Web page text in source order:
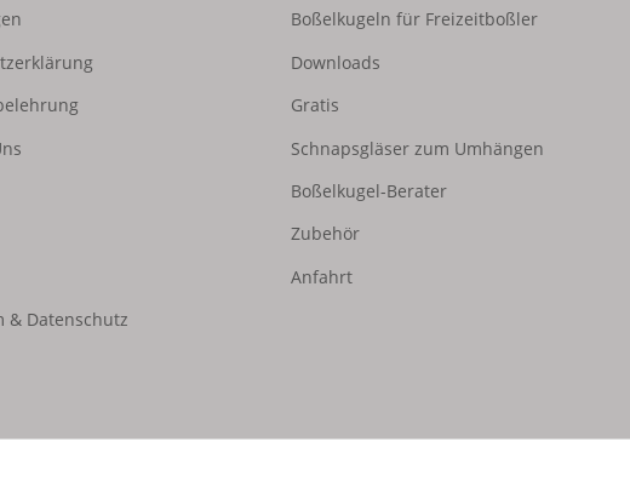
& Datenschutz
Boßelkugeln für Freizeitboßler
Downloads
Gratis
Schnapsgläser zum Umhängen
Boßelkugel-Berater
Zubehör
Anfahrt